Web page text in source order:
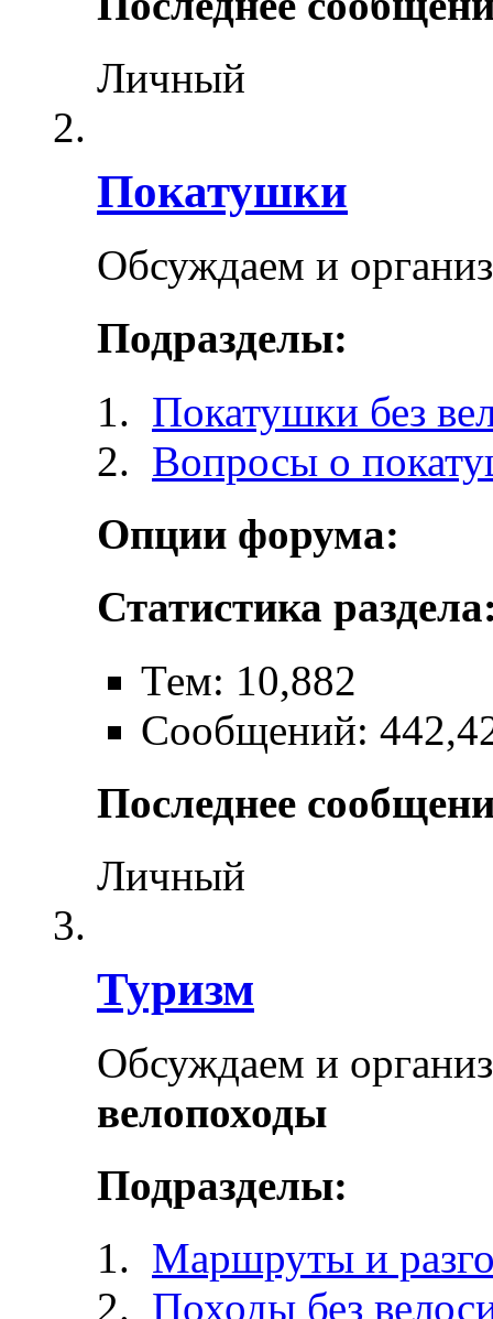
Личный
Покатушки
Обсуждаем и
Подразделы:
Покатушки без
Вопросы о
Опции форума:
Статистика
Тем: 10,882
Сообщений:
Последнее
Личный
Туризм
Обсуждаем и
велопоходы
Подразделы:
Маршруты и
Походы без